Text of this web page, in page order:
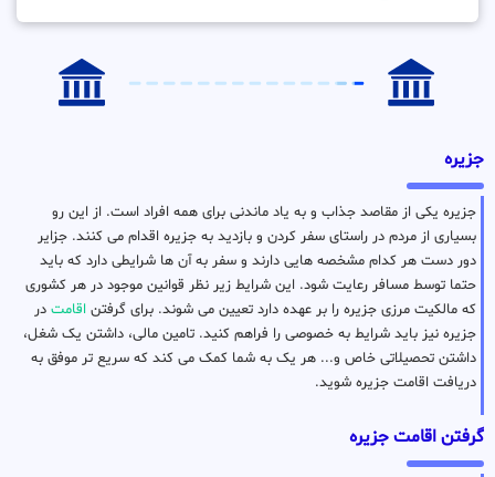
جزیره
جزیره یکی از مقاصد جذاب و به یاد ماندنی برای همه افراد است. از این رو
بسیاری از مردم در راستای سفر کردن و بازدید به جزیره اقدام می کنند. جزایر
دور دست هر کدام مشخصه هایی دارند و سفر به آن ها شرایطی دارد که باید
حتما توسط مسافر رعایت شود. این شرایط زیر نظر قوانین موجود در هر کشوری
که مالکیت مرزی جزیره را بر عهده دارد تعیین می شوند. برای گرفتن اقامت در
جزیره نیز باید شرایط به خصوصی را فراهم کنید. تامین مالی، داشتن یک شغل،
داشتن تحصیلاتی خاص و... هر یک به شما کمک می کند که سریع تر موفق به
دریافت اقامت جزیره شوید.
گرفتن اقامت جزیره